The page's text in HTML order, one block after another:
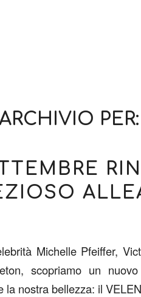
PER:
Michelle Pfeiffer,
scopriamo un
la nostra bellezza: il